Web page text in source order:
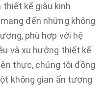
kế giàu kinh
đến những không
phù hợp với hệ
và xu hướng thiết kế
thực, chúng tôi đồng
không gian ấn tượng